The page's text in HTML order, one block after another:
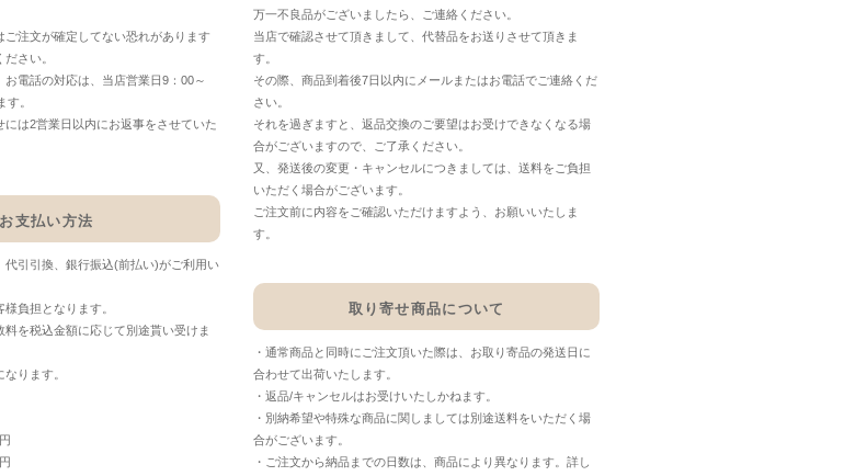
注文が確定してない恐れがあります
さい。
お電話の対応は、当店営業日9：00～
す。
には2営業日以内にお返事をさせていた
お支払い方法
代引引換、銀行振込(前払い)がご利用い
負担となります。
を税込金額に応じて別途貰い受けま
ります。
万一不良品がございましたら、ご連絡ください。
当店で確認させて頂きまして、代替品をお送りさせて頂きま
す。
その際、商品到着後7日以内にメールまたはお電話でご連絡くだ
さい。
それを過ぎますと、返品交換のご要望はお受けできなくなる場
合がございますので、ご了承ください。
又、発送後の変更・キャンセルにつきましては、送料をご負担
いただく場合がございます。
ご注文前に内容をご確認いただけますよう、お願いいたしま
す。
取り寄せ商品について
・通常商品と同時にご注文頂いた際は、お取り寄品の発送日に
合わせて出荷いたします。
・返品/キャンセルはお受けいたしかねます。
・別納希望や特殊な商品に関しましては別途送料をいただく場
合がございます。
・ご注文から納品までの日数は、商品により異なります。詳し